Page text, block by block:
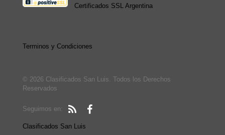
Certificados SSL Argentina
Terminos y Condiciones
© 2026 Clasificados San Luis. Todos los Derechos
Reservados
Seguimos en:
Clasificados San Luis